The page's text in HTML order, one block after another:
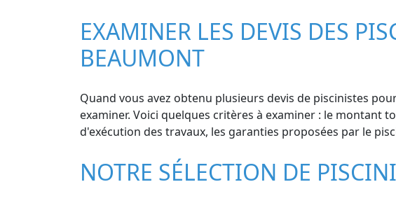
EXAMINER LES DEVIS DES
BEAUMONT
Quand vous avez obtenu plusieurs devis de piscinistes
examiner. Voici quelques critères à examiner : le montant
d'exécution des travaux, les garanties proposées par le
NOTRE SÉLECTION DE